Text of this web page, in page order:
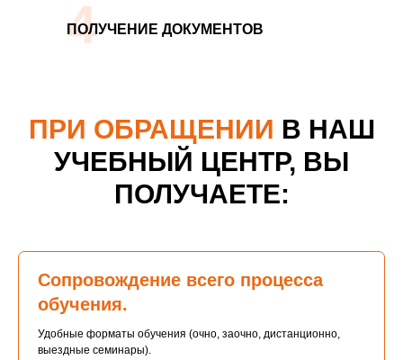
4
ПОЛУЧЕНИЕ ДОКУМЕНТОВ
ПРИ ОБРАЩЕНИИ В НАШ
УЧЕБНЫЙ ЦЕНТР, ВЫ
ПОЛУЧАЕТЕ:
Сопровождение всего процесса
обучения.
Удобные форматы обучения (очно, заочно, дистанционно,
выездные семинары).